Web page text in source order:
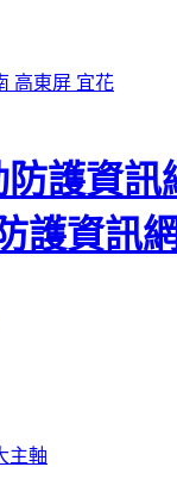
高東屏 宜花
護資訊網
主軸